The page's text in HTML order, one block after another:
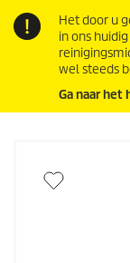
Het door u
in ons
wel steeds
Ga naar